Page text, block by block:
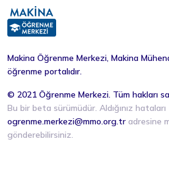
Makina Öğrenme Merkezi, Makina
öğrenme portalıdır.
© 2021 Öğrenme Merkezi. Tüm hakları
Bu bir beta sürümüdür. Aldığınız hataları
ogrenme.merkezi@mmo.org.tr adresine
gönderebilirsiniz.